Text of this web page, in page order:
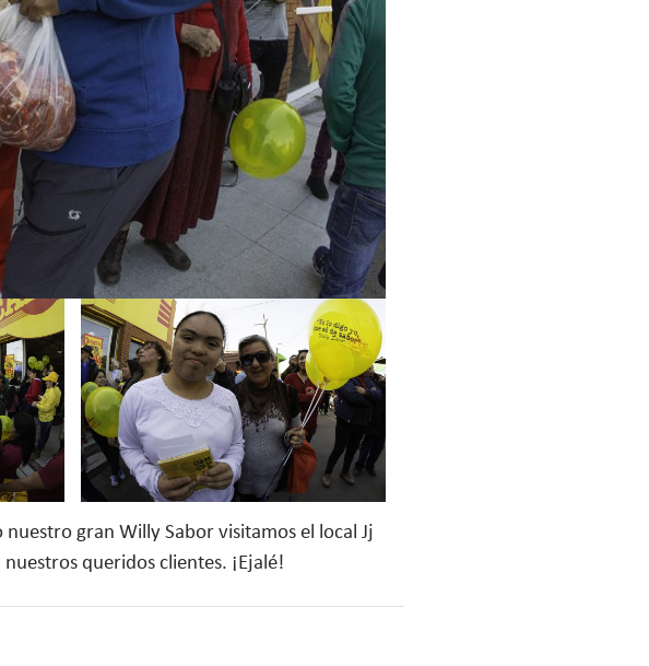
gran Willy Sabor visitamos el local Jj
queridos clientes. ¡Ejalé!